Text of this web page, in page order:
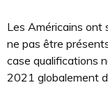
Les Américains ont
ne pas être
case qualifications
2021 globalement